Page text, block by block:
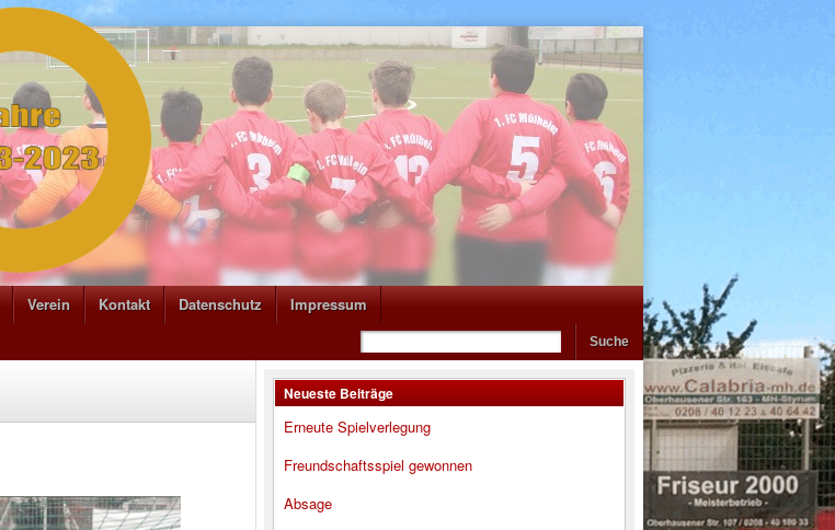
Verein Kontakt Datenschutz Impressum
Neueste Beiträge
Erneute Spielverlegung
Freundschaftsspiel gewonnen
Absage